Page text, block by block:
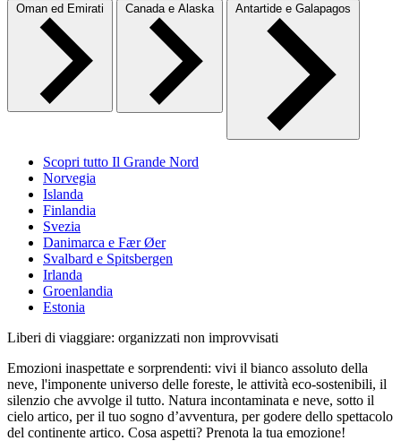
Oman ed Emirati Canada e Alaska Antartide e Galapagos
Scopri tutto Il Grande Nord
Norvegia
Islanda
Finlandia
Svezia
Danimarca e Fær Øer
Svalbard e Spitsbergen
Irlanda
Groenlandia
Estonia
Liberi di viaggiare: organizzati non improvvisati
Emozioni inaspettate e sorprendenti: vivi il bianco assoluto della
neve, l'imponente universo delle foreste, le attività eco-sostenibili, il
silenzio che avvolge il tutto. Natura incontaminata e neve, sotto il
cielo artico, per il tuo sogno d’avventura, per godere dello spettacolo
del continente artico. Cosa aspetti? Prenota la tua emozione!